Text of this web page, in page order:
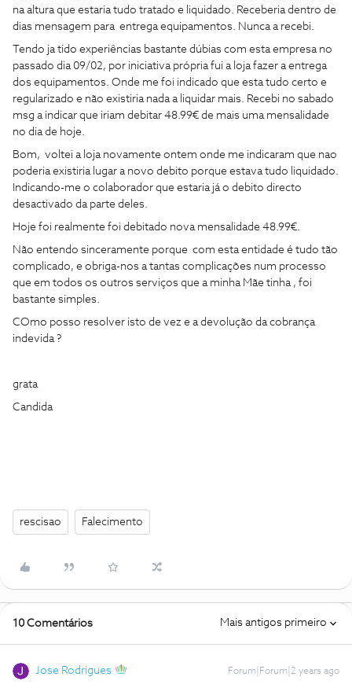
na altura que estaria tudo tratado e liquidado. Receberia dentro de
dias mensagem para entrega equipamentos. Nunca a recebi.
Tendo ja tido experiências bastante dúbias com esta empresa no
passado dia 09/02, por iniciativa própria fui a loja fazer a entrega
dos equipamentos. Onde me foi indicado que esta tudo certo e
regularizado e não existiria nada a liquidar mais. Recebi no sabado
msg a indicar que iriam debitar 48.99€ de mais uma mensalidade
no dia de hoje.
Bom, voltei a loja novamente ontem onde me indicaram que nao
poderia existiria lugar a novo debito porque estava tudo liquidado.
Indicando-me o colaborador que estaria já o debito directo
desactivado da parte deles.
Hoje foi realmente foi debitado nova mensalidade 48.99€.
Não entendo sinceramente porque com esta entidade é tudo tão
complicado, e obriga-nos a tantas complicações num processo
que em todos os outros serviços que a minha Mãe tinha , foi
bastante simples.
COmo posso resolver isto de vez e a devolução da cobrança
indevida ?
grata
Candida
rescisao Falecimento
10 Comentários Mais antigos primeiro
Jose Rodrigues Forum|Forum|2 years ago